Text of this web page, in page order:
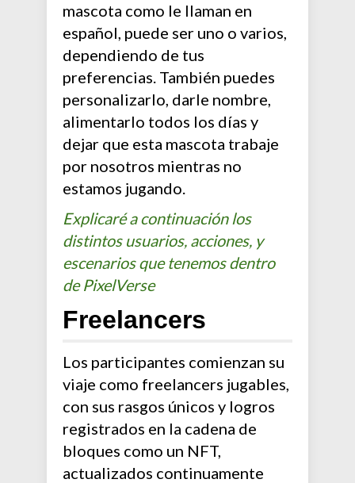
mascota como le llaman en
español, puede ser uno o varios,
dependiendo de tus
preferencias. También puedes
personalizarlo, darle nombre,
alimentarlo todos los días y
dejar que esta mascota trabaje
por nosotros mientras no
estamos jugando.
Explicaré a continuación los
distintos usuarios, acciones, y
escenarios que tenemos dentro
de PixelVerse
Freelancers
Los participantes comienzan su
viaje como freelancers jugables,
con sus rasgos únicos y logros
registrados en la cadena de
bloques como un NFT,
actualizados continuamente